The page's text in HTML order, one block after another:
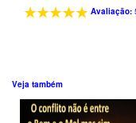
Avaliação:
Veja também